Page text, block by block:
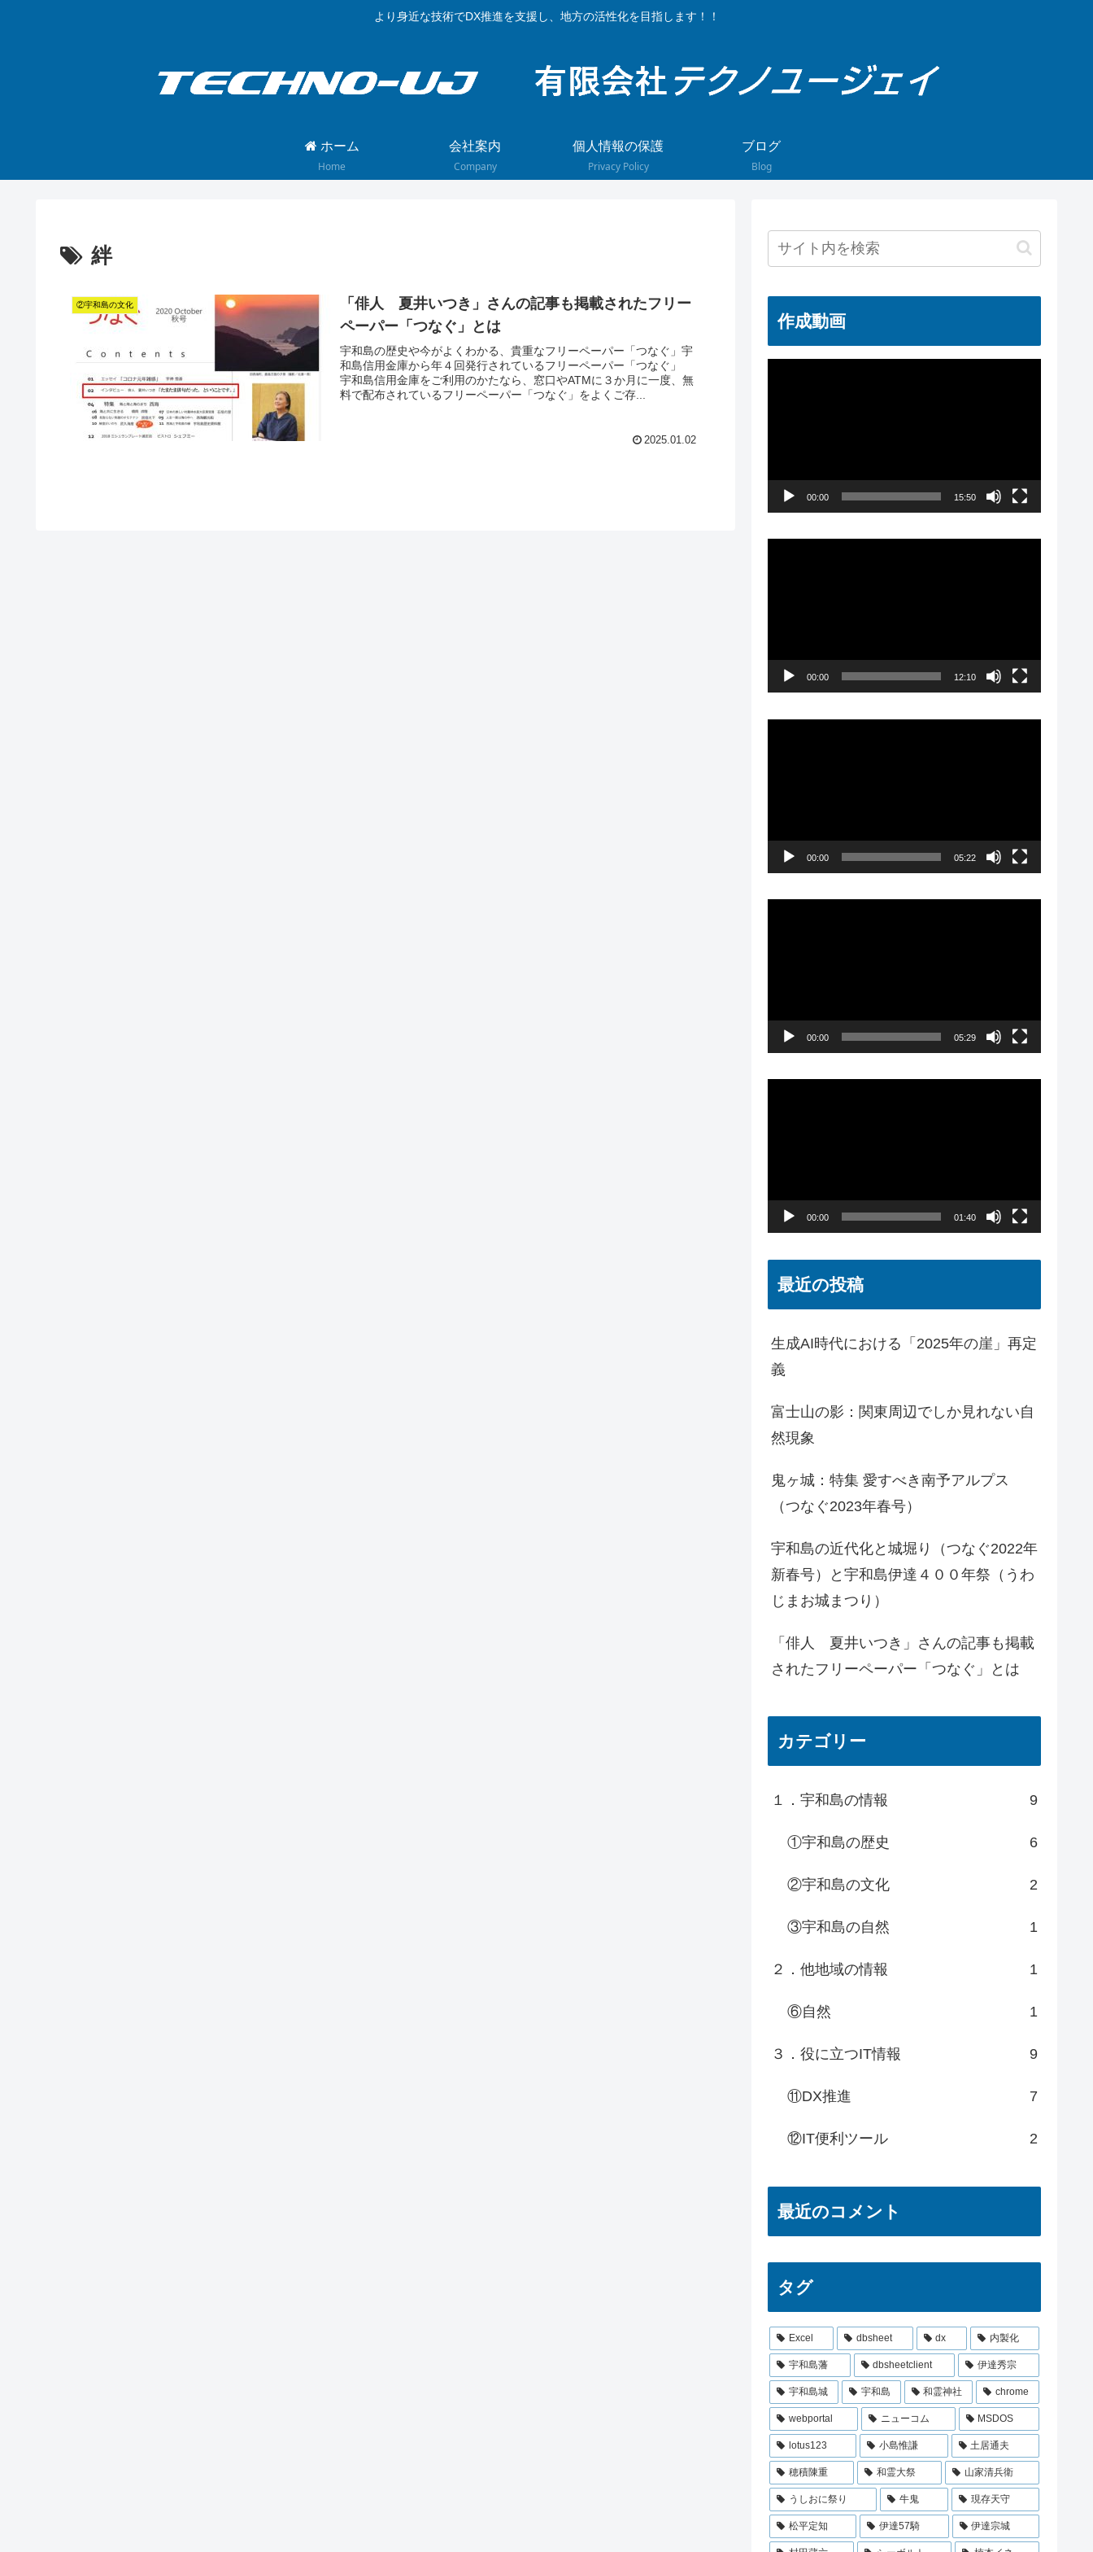
より身近な技術でDX推進を支援し、地方の活性化を目指します！！
ホーム
Home
会社案内
Company
個人情報の保護
Privacy Policy
ブログ
Blog
絆
②宇和島の文化
「俳人 夏井いつき」さんの記事も掲載されたフリー
ペーパー「つなぐ」とは
宇和島の歴史や今がよくわかる、貴重なフリーペーパー「つなぐ」宇
和島信用金庫から年４回発行されているフリーペーパー「つなぐ」
宇和島信用金庫をご利用のかたなら、窓口やATMに３か月に一度、無
料で配布されているフリーペーパー「つなぐ」をよくご存...
2025.01.02
作成動画
00:00 15:50
00:00 12:10
00:00 05:22
00:00 05:29
00:00 01:40
最近の投稿
生成AI時代における「2025年の崖」再定
義
富士山の影：関東周辺でしか見れない自
然現象
鬼ヶ城：特集 愛すべき南予アルプス
（つなぐ2023年春号）
宇和島の近代化と城堀り（つなぐ2022年
新春号）と宇和島伊達４００年祭（うわ
じまお城まつり）
「俳人 夏井いつき」さんの記事も掲載
されたフリーペーパー「つなぐ」とは
カテゴリー
１．宇和島の情報 9
①宇和島の歴史 6
②宇和島の文化 2
③宇和島の自然 1
２．他地域の情報 1
⑥自然 1
３．役に立つIT情報 9
⑪DX推進 7
⑫IT便利ツール 2
最近のコメント
タグ
Excel dbsheet dx 内製化
宇和島藩 dbsheetclient 伊達秀宗
宇和島城 宇和島 和霊神社 chrome
webportal ニューコム MSDOS
lotus123 小島惟謙 土居通夫
穂積陳重 和霊大祭 山家清兵衛
うしおに祭り 牛鬼 現存天守
松平定知 伊達57騎 伊達宗城